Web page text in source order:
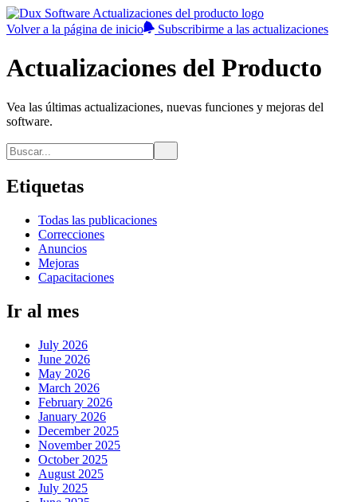
Volver a la página de inicio Subscribirme a las actualizaciones
Actualizaciones del Producto
Vea las últimas actualizaciones, nuevas funciones y mejoras del
software.
Etiquetas
Todas las publicaciones
Correcciones
Anuncios
Mejoras
Capacitaciones
Ir al mes
July 2026
June 2026
May 2026
March 2026
February 2026
January 2026
December 2025
November 2025
October 2025
August 2025
July 2025